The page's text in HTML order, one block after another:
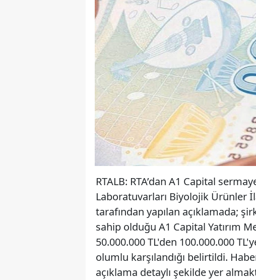
RTALB: RTA’dan A1 Capital
Laboratuvarları Biyolojik Ürünler
tarafından yapılan açıklamada;
sahip olduğu A1 Capital Yatırım
50.000.000 TL'den 100.000.000
olumlu karşılandığı belirtildi.
açıklama detaylı şekilde yer